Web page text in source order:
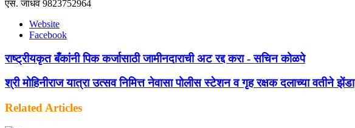
एस. जाधव 9823752964
Website
Facebook
राष्ट्रीयकृत बँकांनी पिक कर्जासाठी जामीनदाराची अट रद्द करा - सचिन कोळपे
श्री मोहिनीराज यात्रा उत्सव निमित्त नेवासा पोलीस स्टेशन व गृह रक्षक दलाच्या वतीने झेंडा
Related Articles